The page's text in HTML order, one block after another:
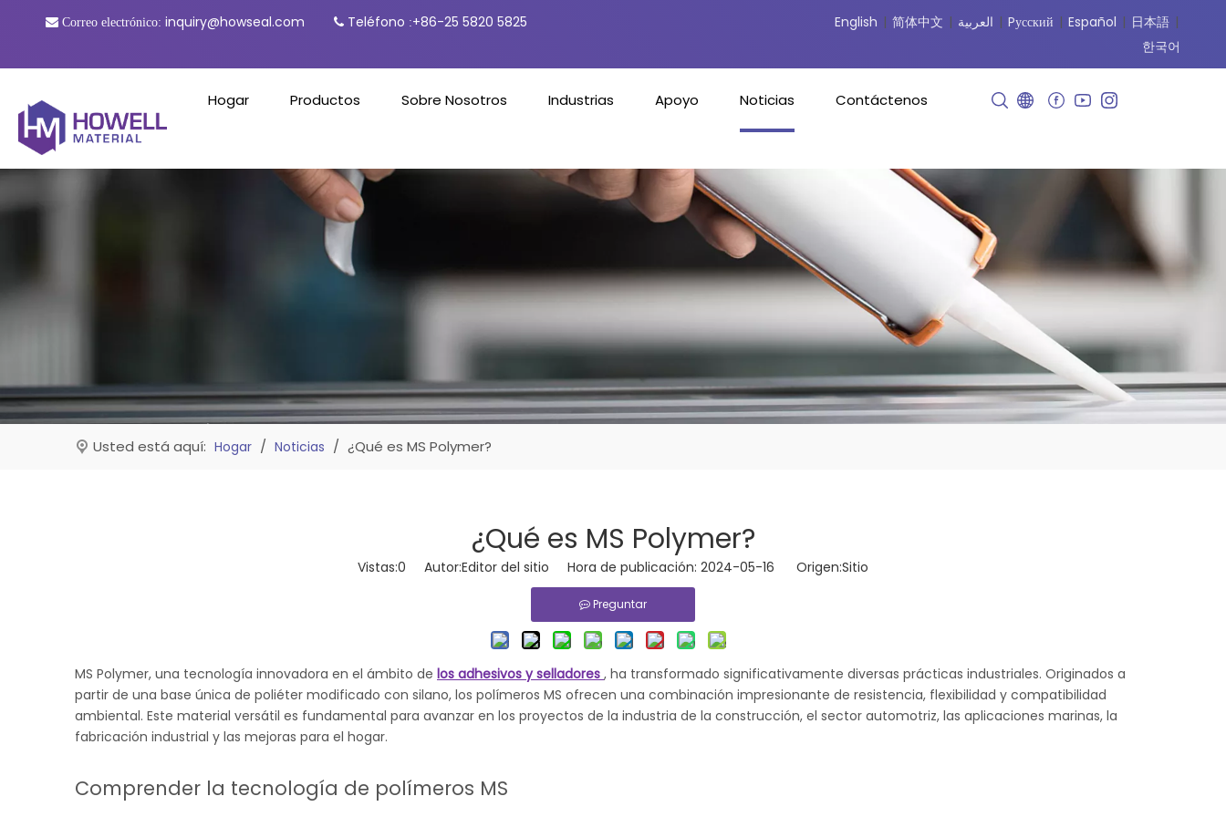
 Correo electrónico: inquiry@howseal.com  Teléfono :+86-25 5820 5825 English | 简体中文 | العربية | Pусский | Español | 日本語 |
한국어
Hogar Productos Sobre Nosotros Industrias Apoyo Noticias Contáctenos
Usted está aquí: Hogar / Noticias / ¿Qué es MS Polymer?
¿Qué es MS Polymer?
Vistas:0 Autor:Editor del sitio Hora de publicación: 2024-05-16 Origen:Sitio
Preguntar
MS Polymer, una tecnología innovadora en el ámbito de los adhesivos y selladores , ha transformado significativamente diversas prácticas industriales. Originados a
partir de una base única de poliéter modificado con silano, los polímeros MS ofrecen una combinación impresionante de resistencia, flexibilidad y compatibilidad
ambiental. Este material versátil es fundamental para avanzar en los proyectos de la industria de la construcción, el sector automotriz, las aplicaciones marinas, la
fabricación industrial y las mejoras para el hogar.
Comprender la tecnología de polímeros MS